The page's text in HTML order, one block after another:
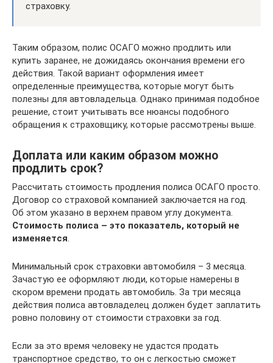
страховку.
Таким образом, полис ОСАГО можно продлить или
купить заранее, не дожидаясь окончания времени его
действия. Такой вариант оформления имеет
определенные преимущества, которые могут быть
полезны для автовладельца. Однако принимая подобное
решение, стоит учитывать все нюансы подобного
обращения к страховщику, которые рассмотрены выше.
Доплата или каким образом можно
продлить срок?
Рассчитать стоимость продления полиса ОСАГО просто.
Договор со страховой компанией заключается на год.
Об этом указано в верхнем правом углу документа.
Стоимость полиса – это показатель, который не
изменяется.
Минимальный срок страховки автомобиля – 3 месяца.
Зачастую ее оформляют люди, которые намерены в
скором времени продать автомобиль. За три месяца
действия полиса автовладелец должен будет заплатить
ровно половину от стоимости страховки за год.
Если за это время человеку не удастся продать
транспортное средство, то он с легкостью сможет